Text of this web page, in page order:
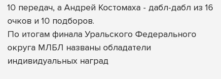
10 передач, а Андрей Костомаха - дабл-дабл из 16
очков и 10 подборов.
По итогам финала Уральского Федерального
округа МЛБЛ названы обладатели
индивидуальных наград